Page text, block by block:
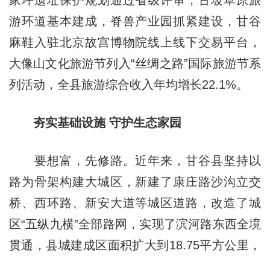
游环道基本建成，脊兽产业园抓紧建设，甘谷
麻鞋入驻北京故宫博物院线上线下交易平台，
大像山文化旅游节列入“丝绸之路”国际旅游节系
列活动，全县旅游综合收入年均增长22.1%。
夯实基础设施 守护生态家园
要想富，先修路。近年来，甘谷县坚持以
路为骨架构建大城区，新建了康庄路沙沟立交
桥、西环路、新安大道等城区道路，改造了城
区“五纵九横”全部路网，实现了滨河路东西全境
贯通，县城建成区面积扩大到18.75平方公里，